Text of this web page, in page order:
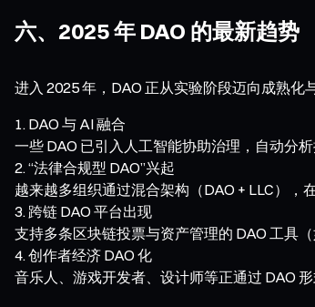
六、2025 年 DAO 的最新趋势
进入 2025 年，DAO 正从实验阶段迈向成熟化
DAO 与 AI 融合
一些 DAO 已引入人工智能协助治理，自动分析
“法律合规型 DAO”兴起
越来越多组织通过混合架构（DAO + LLC），
跨链 DAO 平台出现
支持多条区块链投票与资产管理的 DAO 工具
创作者经济 DAO 化
音乐人、游戏开发者、设计师等正通过 DAO